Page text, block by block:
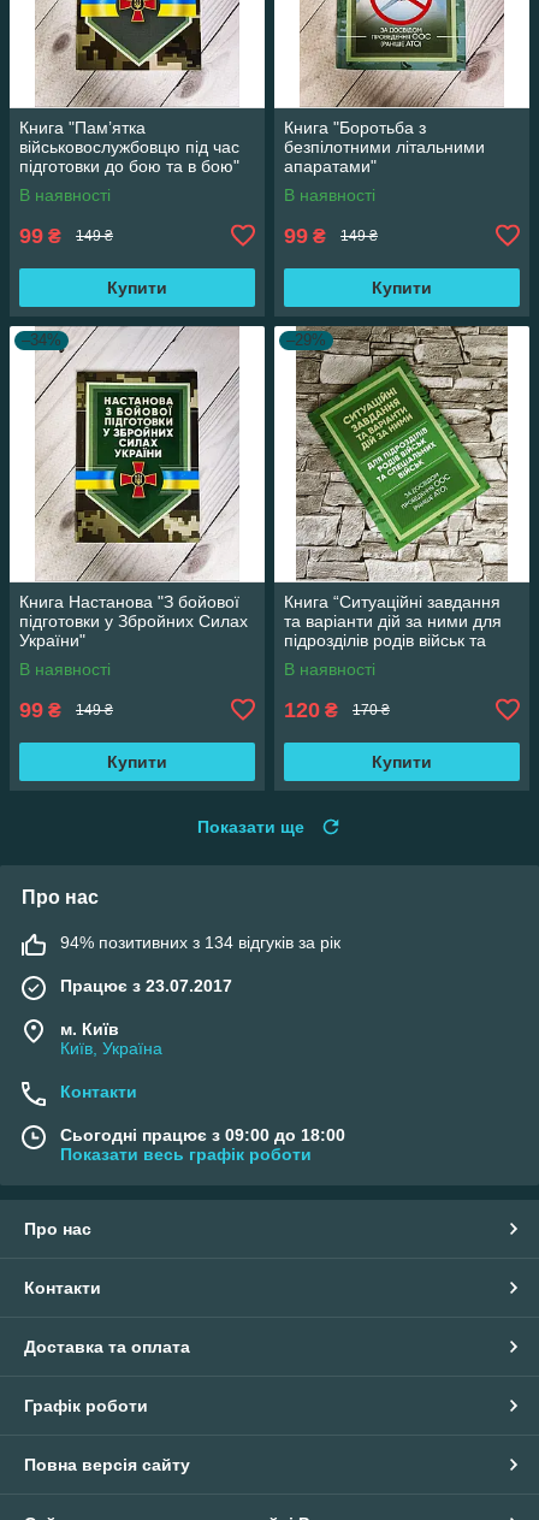
Книга "Пам’ятка
військовослужбовцю під час
підготовки до бою та в бою"
В наявності
99 ₴ 149 ₴
Купити
Книга "Боротьба з
безпілотними літальними
апаратами"
В наявності
99 ₴ 149 ₴
Купити
–34%
Книга Настанова "З бойової
підготовки у Збройних Силах
України"
В наявності
99 ₴ 149 ₴
Купити
–29%
Книга “Ситуаційні завдання
та варіанти дій за ними для
підрозділів родів військ та
спеціальних військ”
В наявності
120 ₴ 170 ₴
Купити
Показати ще
Про нас
94% позитивних з 134 відгуків за рік
Працює з 23.07.2017
м. Київ
Київ, Україна
Контакти
Сьогодні працює з 09:00 до 18:00
Показати весь графік роботи
Про нас
Контакти
Доставка та оплата
Графік роботи
Повна версія сайту